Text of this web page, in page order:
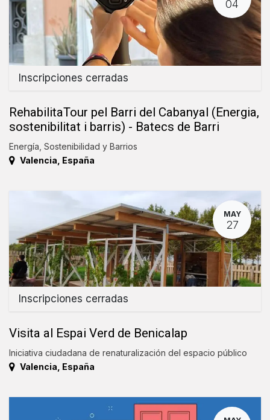
04
Inscripciones cerradas
RehabilitaTour pel Barri del Cabanyal (Energia,
sostenibilitat i barris) - Batecs de Barri
Energía, Sostenibilidad y Barrios
Valencia España
MAY
27
Inscripciones cerradas
Visita al Espai Verd de Benicalap
Iniciativa ciudadana de renaturalización del espacio público
Valencia España